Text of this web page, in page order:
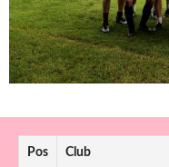
Pos Club